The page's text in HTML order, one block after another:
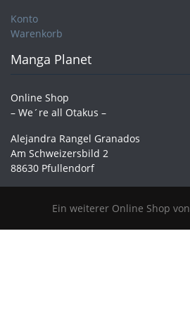
Konto
Warenkorb
Manga Planet
Online Shop
– We´re all Otakus –
Alejandra Rangel Granados
Am Schweizersbild 2
88630 Pfullendorf
Ein weiterer Online Shop von